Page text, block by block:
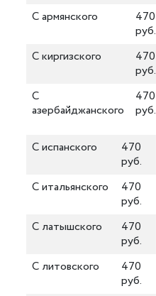
С армянского
470
руб.
С киргизского
470
руб.
С
азербайджанского
470
руб.
С испанского
470
руб.
С итальянского
470
руб.
С латышского
470
руб.
С литовского
470
руб.